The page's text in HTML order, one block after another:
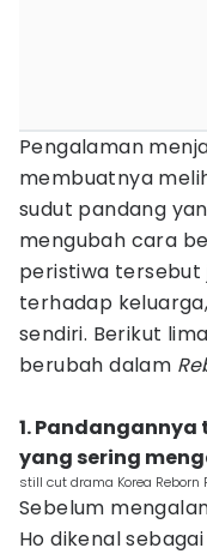
Pengalaman
membuatnya
sudut pandang
mengubah cara
peristiwa tersebut
terhadap
sendiri. Berikut
berubah dalam
1.
yang sering
still cut drama Korea
Sebelum
Ho dikenal